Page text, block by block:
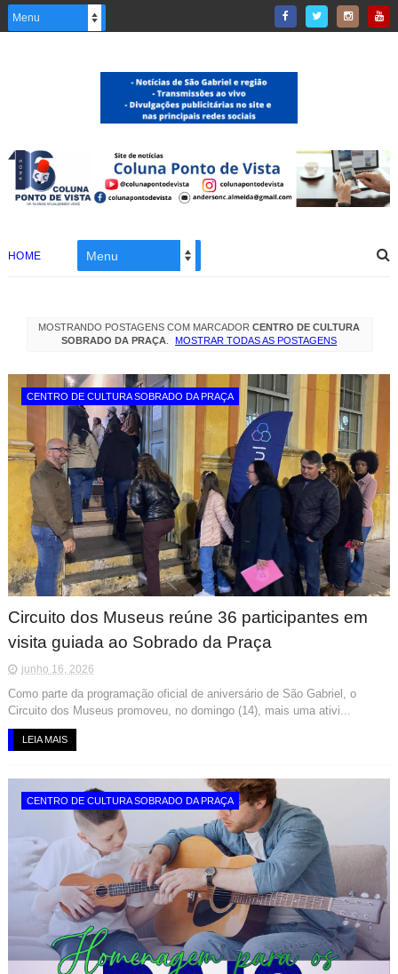
HOME
MOSTRANDO POSTAGENS COM MARCADOR CENTRO DE CULTURA
SOBRADO DA PRAÇA. MOSTRAR TODAS AS POSTAGENS
CENTRO DE CULTURA SOBRADO DA PRAÇA
Circuito dos Museus reúne 36 participantes em
visita guiada ao Sobrado da Praça
junho 16, 2026
Como parte da programação oficial de aniversário de São Gabriel, o
Circuito dos Museus promoveu, no domingo (14), mais uma ativi...
LEIA MAIS
CENTRO DE CULTURA SOBRADO DA PRAÇA